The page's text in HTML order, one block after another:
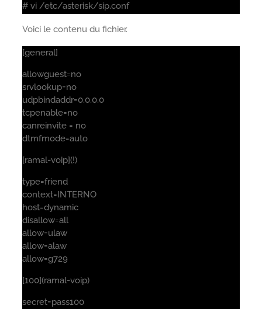
# vi /etc/asterisk/sip.conf
Voici le contenu du fichier.
[general]
allowguest=no
srvlookup=no
udpbindaddr=0.0.0.0
tcpenable=no
canreinvite = no
dtmfmode=auto
[ramal-voip](!)
type=friend
context=INTERNO
host=dynamic
disallow=all
allow=ulaw
allow=alaw
allow=g729
[100](ramal-voip)
secret=pass100